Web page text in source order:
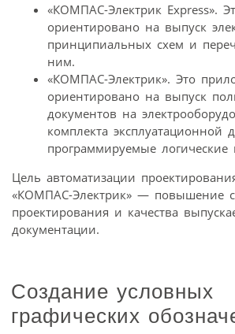
«КОМПАС-Электрик Express».
ориентировано на выпуск
принципиальных схем и
ним.
«КОМПАС-Электрик». Это
ориентировано на выпуск
документов на
комплекта эксплуатационной
программируемые логические
Цель автоматизации
«КОМПАС-Электрик» — повышение
проектирования и качества
документации.
Создание условных
графических